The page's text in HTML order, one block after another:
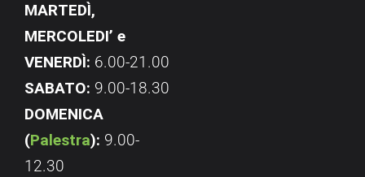
MARTEDÌ,
MERCOLEDI’ e
VENERDÌ: 6.00-21.00
SABATO: 9.00-18.30
DOMENICA
(Palestra): 9.00-
12.30